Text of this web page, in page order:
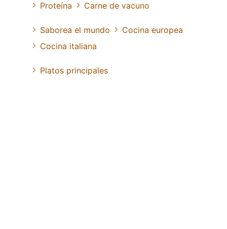
Proteína
Carne de vacuno
Saborea el mundo
Cocina europea
Cocina italiana
Platos principales